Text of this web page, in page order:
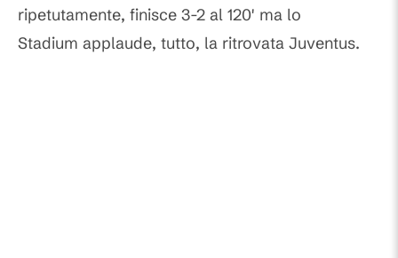
ripetutamente, finisce 3-2 al 120' ma lo
Stadium applaude, tutto, la ritrovata Juventus.